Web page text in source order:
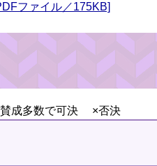
ファイル／175KB]
成多数で可決 ×否決